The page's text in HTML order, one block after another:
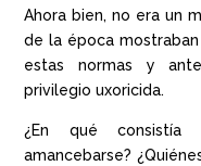
Ahora bien, no era un
de la época
estas normas y
privilegio uxoricida.
¿En qué consistía
amancebarse?